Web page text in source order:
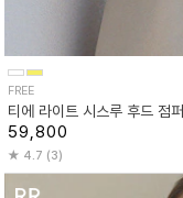
FREE
티에 라이트 시스루 후드 점퍼
59,800
4.7 (3)